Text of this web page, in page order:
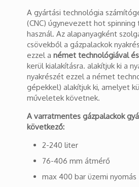
A gyártási technológia
(CNC) úgynevezett hot
használ. Az alapanyagként
csövekből a gázpalackok
ezzel a német technológiával
kerül kialakításra. alakítjuk ki a
nyakrészét ezzel a német
gépekkel) alakítjuk ki, amelyet
műveletek követnek.
A varratmentes gázpalackok
következő:
2-240 liter
76-406 mm átmérő
max 400 bar üzemi nyomás